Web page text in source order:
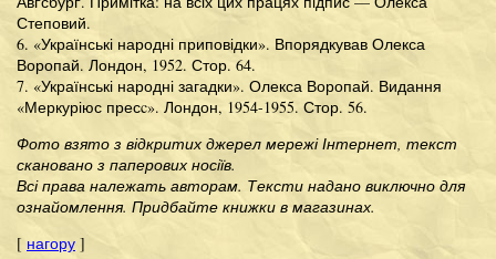
Степовий.
6. «Українські народні приповідки». Впорядкував Олекса
Воропай. Лондон, 1952. Стор. 64.
7. «Українські народні загадки». Олекса Воропай. Видання
«Меркуріюс пресc». Лондон, 1954-1955. Стор. 56.
Фото взято з відкритих джерел мережі Інтернет, текст
скановано з паперових носіїв.
Всі права належать авторам. Тексти надано виключно для
ознайомлення. Придбайте книжки в магазинах.
[ нагору ]